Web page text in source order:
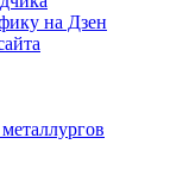
на Дзен